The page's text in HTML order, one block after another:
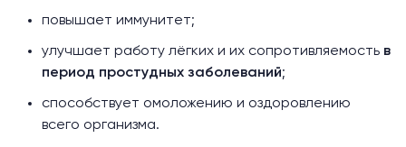
повышает иммунитет;
улучшает работу лёгких и их сопротивляемость в
период простудных заболеваний;
способствует омоложению и оздоровлению
всего организма.